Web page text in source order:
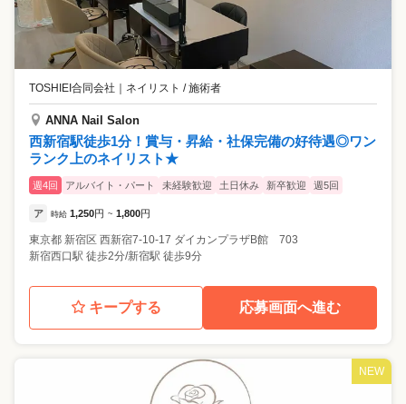
TOSHIEI合同会社 ネイリスト / 施術者
ANNA Nail Salon
西新宿駅徒歩1分！賞与・昇給・社保完備の好待遇◎ワン
ランク上のネイリスト★
週4回 アルバイト・パート 未経験歓迎 土日休み 新卒歓迎 週5回
ア 時給 1,250円 ~ 1,800円
東京都 新宿区 西新宿7-10-17 ダイカンプラザB館 703
新宿西口駅 徒歩2分/新宿駅 徒歩9分
キープする 応募画面へ進む
NEW